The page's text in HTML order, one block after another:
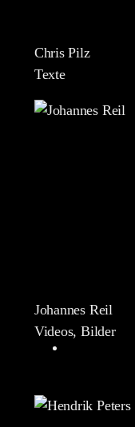
Chris Pilz
Texte
Johannes Reil
Videos, Bilder